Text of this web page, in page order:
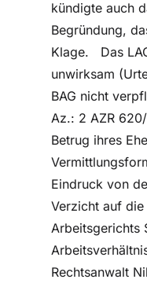
kündigte auch
Begründung,
Klage. Das
unwirksam
BAG nicht
Az.: 2 AZR
Betrug ihres
Eindruck von
Verzicht auf
Arbeitsgerichts
Rechtsanwalt